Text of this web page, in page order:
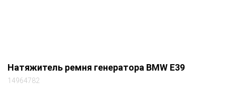
Натяжитель ремня генератора BMW E39
14964782